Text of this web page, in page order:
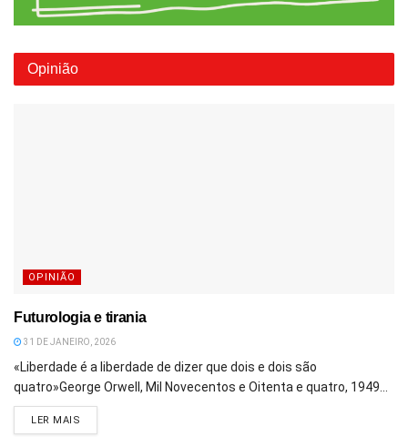
Opinião
OPINIÃO
Futurologia e tirania
31 DE JANEIRO, 2026
«Liberdade é a liberdade de dizer que dois e dois são
quatro»George Orwell, Mil Novecentos e Oitenta e quatro, 1949...
LER MAIS